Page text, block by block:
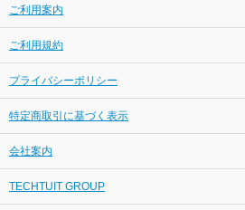
ご利用案内
ご利用規約
プライバシーポリシー
特定商取引に基づく表示
会社案内
TECHTUIT GROUP